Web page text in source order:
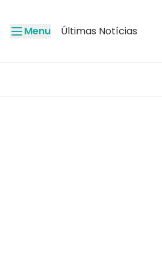
Menu Últimas Notícias